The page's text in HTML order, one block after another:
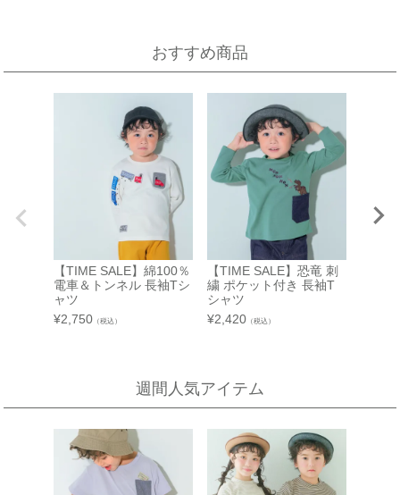
店舗詳細へ
京阪百貨店 守口店
大阪府守口市河原町8番3号
京阪百貨店 守口店 6階子供服売場
店舗詳細へ
近鉄百貨店 生駒店
奈良県生駒市谷田町
近鉄百貨店 生駒店 4階子供服売場
店舗詳細へ
泉北タカシマヤ
店舗詳細へ
2026.08.19 ～ 2026.08.31
伊勢丹 立川店
子供服売場
【開催期間】
2026.08.1 ～ 2026.08.25
西武渋谷店
A館 6階
【開催期間】
2026.08.4 ～ 2026.08.31
催会場
2026.08.5 ～ 2026.08.11
おすすめ商品
【TIME SALE】綿100％
電車＆トンネル 長袖Tシ
ャツ
¥2,750 （税込）
【TIME SALE】恐竜 刺
繍 ポケット付き 長袖T
シャツ
¥2,420 （税込）
週間人気アイテム